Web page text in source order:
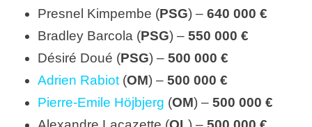
Presnel Kimpembe (PSG) – 640 000 €
Bradley Barcola (PSG) – 550 000 €
Désiré Doué (PSG) – 500 000 €
Adrien Rabiot (OM) – 500 000 €
Pierre-Emile Höjbjerg (OM) – 500 000 €